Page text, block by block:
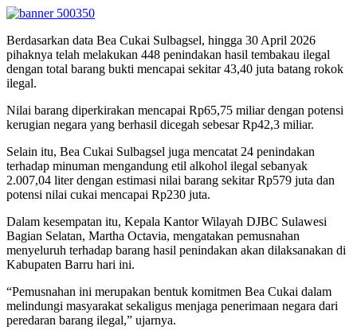
Berdasarkan data Bea Cukai Sulbagsel, hingga 30 April 2026
pihaknya telah melakukan 448 penindakan hasil tembakau ilegal
dengan total barang bukti mencapai sekitar 43,40 juta batang rokok
ilegal.
Nilai barang diperkirakan mencapai Rp65,75 miliar dengan potensi
kerugian negara yang berhasil dicegah sebesar Rp42,3 miliar.
Selain itu, Bea Cukai Sulbagsel juga mencatat 24 penindakan
terhadap minuman mengandung etil alkohol ilegal sebanyak
2.007,04 liter dengan estimasi nilai barang sekitar Rp579 juta dan
potensi nilai cukai mencapai Rp230 juta.
Dalam kesempatan itu, Kepala Kantor Wilayah DJBC Sulawesi
Bagian Selatan, Martha Octavia, mengatakan pemusnahan
menyeluruh terhadap barang hasil penindakan akan dilaksanakan di
Kabupaten Barru hari ini.
“Pemusnahan ini merupakan bentuk komitmen Bea Cukai dalam
melindungi masyarakat sekaligus menjaga penerimaan negara dari
peredaran barang ilegal,” ujarnya.